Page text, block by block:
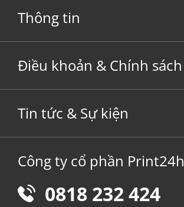
Thông tin
Điều khoản & Chính sách
Tin tức & Sự kiện
Công ty cổ phần Print24h
0818 232 424